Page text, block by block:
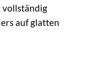
vollständig
auf glatten